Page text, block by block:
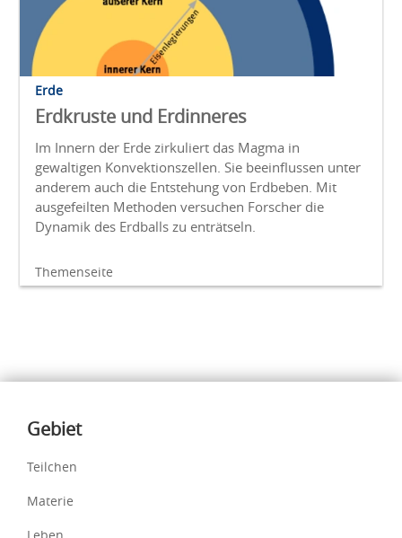
Erde
Erdkruste und Erdinneres
Im Innern der Erde zirkuliert das Magma in
gewaltigen Konvektionszellen. Sie beeinflussen unter
anderem auch die Entstehung von Erdbeben. Mit
ausgefeilten Methoden versuchen Forscher die
Dynamik des Erdballs zu enträtseln.
Themenseite
Inhalte
Gebiet
Teilchen
Materie
Leben